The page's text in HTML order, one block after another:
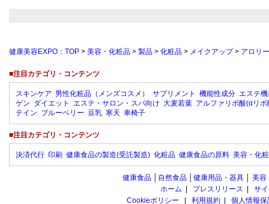
健康美容EXPO：TOP > 美容・化粧品 > 製品 > 化粧品 > メイクアップ> アロリ
■注目カテゴリ・コンテンツ
スキンケア 男性化粧品（メンズコスメ） サプリメント 機能性成分 エステ
ゲン ダイエット エステ・サロン・スパ向け 大麦若葉 アルファリポ酸(αリポ
テイン ブルーベリー 豆乳 寒天 車椅子
■注目カテゴリ・コンテンツ
決済代行 印刷 健康食品の製造(受託製造) 化粧品 健康食品の原料 美容・化
健康食品 自然食品 健康用品・器具 美容
ホーム
プレスリリース
サ
Cookieポリシー
利用規約 個人情報